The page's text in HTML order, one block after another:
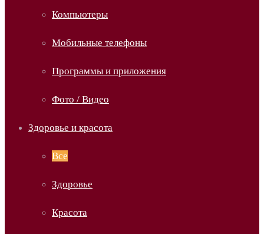
Компьютеры
Мобильные телефоны
Программы и приложения
Фото / Видео
Здоровье и красота
Все
Здоровье
Красота